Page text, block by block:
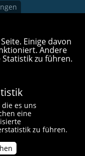
vorbehalten.
Unsere Autoren
Einige davon
Andere
zu führen.
die es uns
eine
zu führen.